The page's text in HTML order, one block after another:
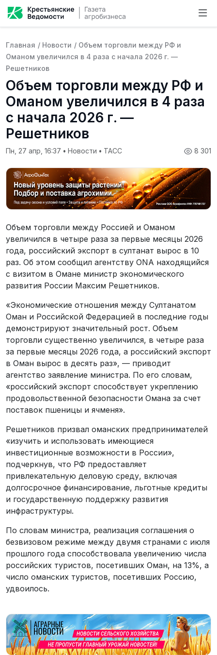
Главная / Новости / Объем торговли между РФ и
Оманом увеличился в 4 раза с начала 2026 г. —
Решетников
Объем торговли между РФ и
Оманом увеличился в 4 раза
с начала 2026 г. —
Решетников
8 301
Пн, 27 апр, 16:37 • Новости • ТАСС
Объем торговли между Россией и Оманом
увеличился в четыре раза за первые месяцы 2026
года, российский экспорт в султанат вырос в 10
раз. Об этом сообщил агентству ONA находящийся
с визитом в Омане министр экономического
развития России Максим Решетников.
«Экономические отношения между Султанатом
Оман и Российской Федерацией в последние годы
демонстрируют значительный рост. Объем
торговли существенно увеличился, в четыре раза
за первые месяцы 2026 года, а российский экспорт
в Оман вырос в десять раз», — приводит
агентство заявление министра. По его словам,
«российский экспорт способствует укреплению
продовольственной безопасности Омана за счет
поставок пшеницы и ячменя».
Решетников призвал оманских предпринимателей
«изучить и использовать имеющиеся
инвестиционные возможности в России»,
подчеркнув, что РФ предоставляет
привлекательную деловую среду, включая
долгосрочное финансирование, льготные кредиты
и государственную поддержку развития
инфраструктуры.
По словам министра, реализация соглашения о
безвизовом режиме между двумя странами с июля
прошлого года способствовала увеличению числа
российских туристов, посетивших Оман, на 13%, а
число оманских туристов, посетивших Россию,
удвоилось.